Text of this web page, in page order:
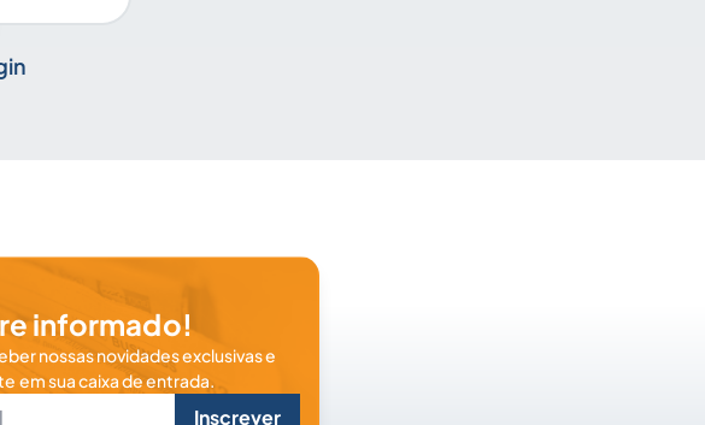
informado!
nossas novidades exclusivas e
em sua caixa de entrada.
Inscrever